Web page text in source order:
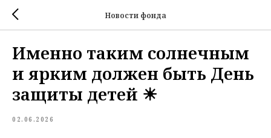
Новости фонда
Именно таким солнечным
и ярким должен быть День
защиты детей ☀
02.06.2026